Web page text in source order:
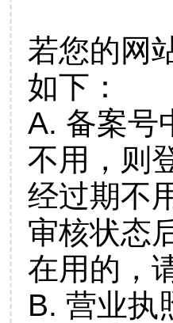
若您的网
如下：
A. 备案号
不用，则
经过期不
审核状态
在用的，
B. 营业执